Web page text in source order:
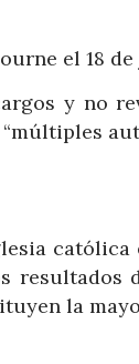
el 18
y no
católica
resultados
la